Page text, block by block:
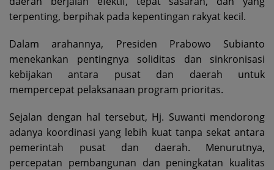
terpenting, berpihak pada kepentingan rakyat kecil.
Dalam arahannya, Presiden Prabowo Subianto
menekankan pentingnya soliditas dan sinkronisasi
kebijakan antara pusat dan daerah untuk
mempercepat pelaksanaan program prioritas.
Sejalan dengan hal tersebut, Hj. Suwanti mendorong
adanya koordinasi yang lebih kuat tanpa sekat antara
pemerintah pusat dan daerah. Menurutnya,
percepatan pembangunan dan peningkatan kualitas